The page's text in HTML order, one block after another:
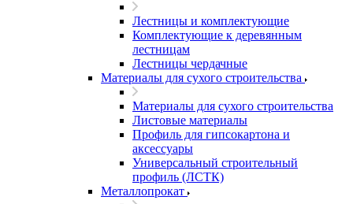
Лестницы и комплектующие
Комплектующие к деревянным
лестницам
Лестницы чердачные
Материалы для сухого строительства
Материалы для сухого строительства
Листовые материалы
Профиль для гипсокартона и
аксессуары
Универсальный строительный
профиль (ЛСТК)
Металлопрокат